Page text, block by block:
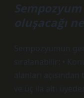
oluşacağı
Sempozyumun
sıralanabilir: •
alanları
ve üç ila altı